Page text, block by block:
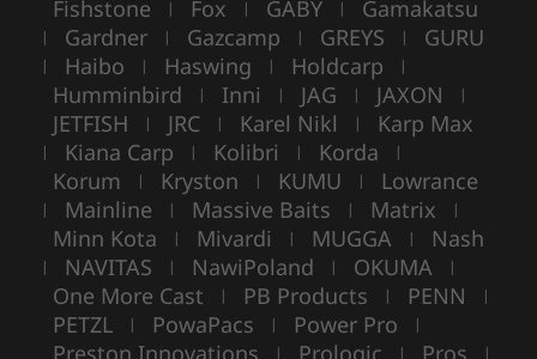
Fishstone | Fox | GABY | Gamakatsu
| Gardner | Gazcamp | GREYS | GURU
| Haibo | Haswing | Holdcarp |
Humminbird | Inni | JAG | JAXON |
JETFISH | JRC | Karel Nikl | Karp Max
| Kiana Carp | Kolibri | Korda |
Korum | Kryston | KUMU | Lowrance
| Mainline | Massive Baits | Matrix |
Minn Kota | Mivardi | MUGGA | Nash
| NAVITAS | NawiPoland | OKUMA |
One More Cast | PB Products | PENN |
PETZL | PowaPacs | Power Pro |
| | |